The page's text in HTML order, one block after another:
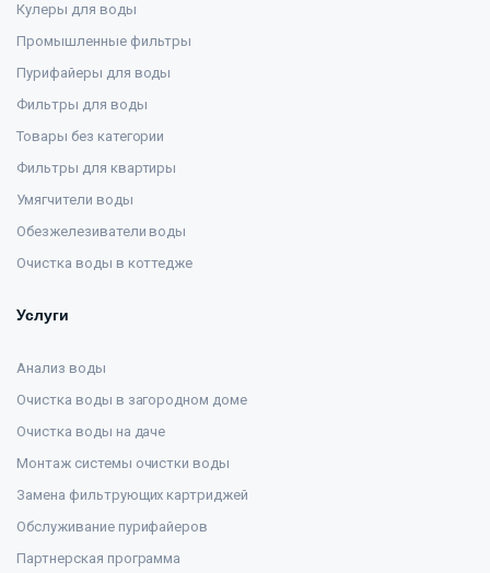
Кулеры для воды
Промышленные фильтры
Пурифайеры для воды
Фильтры для воды
Товары без категории
Фильтры для квартиры
Умягчители воды
Обезжелезиватели воды
Очистка воды в коттедже
Услуги
Анализ воды
Очистка воды в загородном доме
Очистка воды на даче
Монтаж системы очистки воды
Замена фильтрующих картриджей
Обслуживание пурифайеров
Партнерская программа